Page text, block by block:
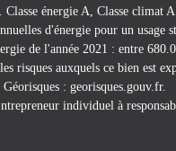
énergie A, Classe climat
d'énergie pour un usage
de l'année 2021 : entre
risques auxquels ce bien est
: georisques.gouv.fr.
individuel à